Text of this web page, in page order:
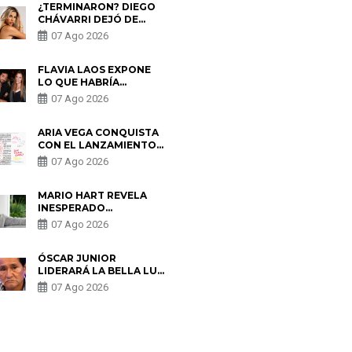
¿TERMINARON? DIEGO
CHÁVARRI DEJÓ DE
SEGUIR A GABRIELA
HERRERA Y ANUNCIA SU
07 Ago 2026
FLAVIA LAOS EXPONE
LO QUE HABRÍA
BUSCADO PABLO
HEREDIA CON ALE
PARTES QUERÍA EL
REMEMBER”
07 Ago 2026
ARIA VEGA CONQUISTA
CON EL LANZAMIENTO
DE “TOTOTO (+4)”
07 Ago 2026
MARIO HART REVELA
INESPERADO
PROBLEMA DE SALUD
ANTES DE SEPARARSE
ENCONTRARON UN
TUMOR”
07 Ago 2026
ÓSCAR JUNIOR
LIDERARÁ LA BELLA LUZ
TRAS SALIDA DE SU
PADRE POR POLÉMICA
07 Ago 2026